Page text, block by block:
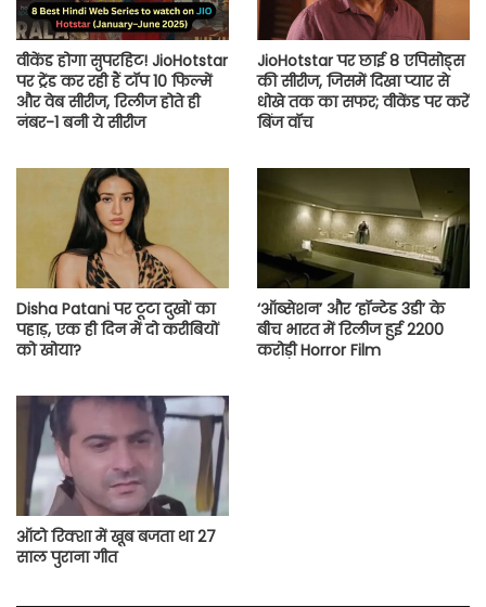
वीकेंड होगा सुपरहिट! JioHotstar
पर ट्रेंड कर रही हैं टॉप 10 फिल्में
और वेब सीरीज, रिलीज होते ही
नंबर-1 बनी ये सीरीज
JioHotstar पर छाई 8 एपिसोड्स
की सीरीज, जिसमें दिखा प्यार से
धोखे तक का सफर; वीकेंड पर करें
बिंज वॉच
Disha Patani पर टूटा दुखों का
पहाड़, एक ही दिन में दो करीबियों
को खोया?
‘ऑब्सेशन’ और ‘हॉन्टेड 3डी’ के
बीच भारत में रिलीज हुई 2200
करोड़ी Horror Film
ऑटो रिक्शा में खूब बजता था 27
साल पुराना गीत